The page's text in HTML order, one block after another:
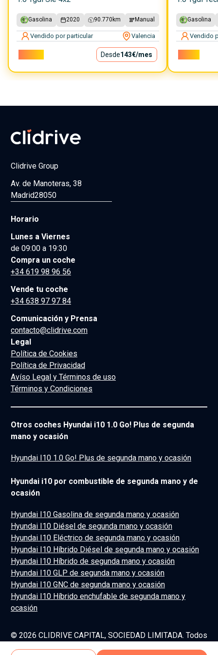
Gasolina 2020 90.770 km Manual
Vendido por particular Valencia
Desde143€/mes
Gasolina
Vendido
Clidrive Group
Av. de Manoteras, 38
Madrid28050
Horario
Lunes a Viernes
de 09:00 a 19:30
Compra un coche
+34 619 98 96 56
Vende tu coche
+34 638 97 97 84
Comunicación y Prensa
contacto@clidrive.com
Legal
Política de Cookies
Política de Privacidad
Avíso Legal y Términos de uso
Términos y Condiciones
Otros coches Hyundai i10 1.0 Go! Plus de segunda
mano y ocasión
Hyundai I10 1.0 Go! Plus de segunda mano y ocasión
Hyundai i10 por combustible de segunda mano y de
ocasión
Hyundai I10 Gasolina de segunda mano y ocasión
Hyundai I10 Diésel de segunda mano y ocasión
Hyundai I10 Eléctrico de segunda mano y ocasión
Hyundai I10 Híbrido Diésel de segunda mano y ocasión
Hyundai I10 Híbrido de segunda mano y ocasión
Hyundai I10 GLP de segunda mano y ocasión
Hyundai I10 GNC de segunda mano y ocasión
Hyundai I10 Híbrido enchufable de segunda mano y
ocasión
© 2026 CLIDRIVE CAPITAL, SOCIEDAD LIMITADA. Todos
los derechos reservados.